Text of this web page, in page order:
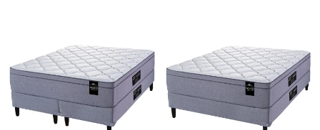
Europillow compuesto por
espumas premium y cubierto
por tejido de punto
matelaseado. Altura de
colchón 29 cm y 64 cm la
suma del colchón y el
sommier.
Europillow compuesto por
espumas premium y cubierto
por tejido de punto
matelaseado. Altura de
colchón 29 cm y 64 cm la
suma del colchón y el
sommier.